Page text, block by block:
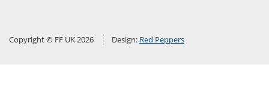
Copyright © FF UK 2026 Design: Red Peppers